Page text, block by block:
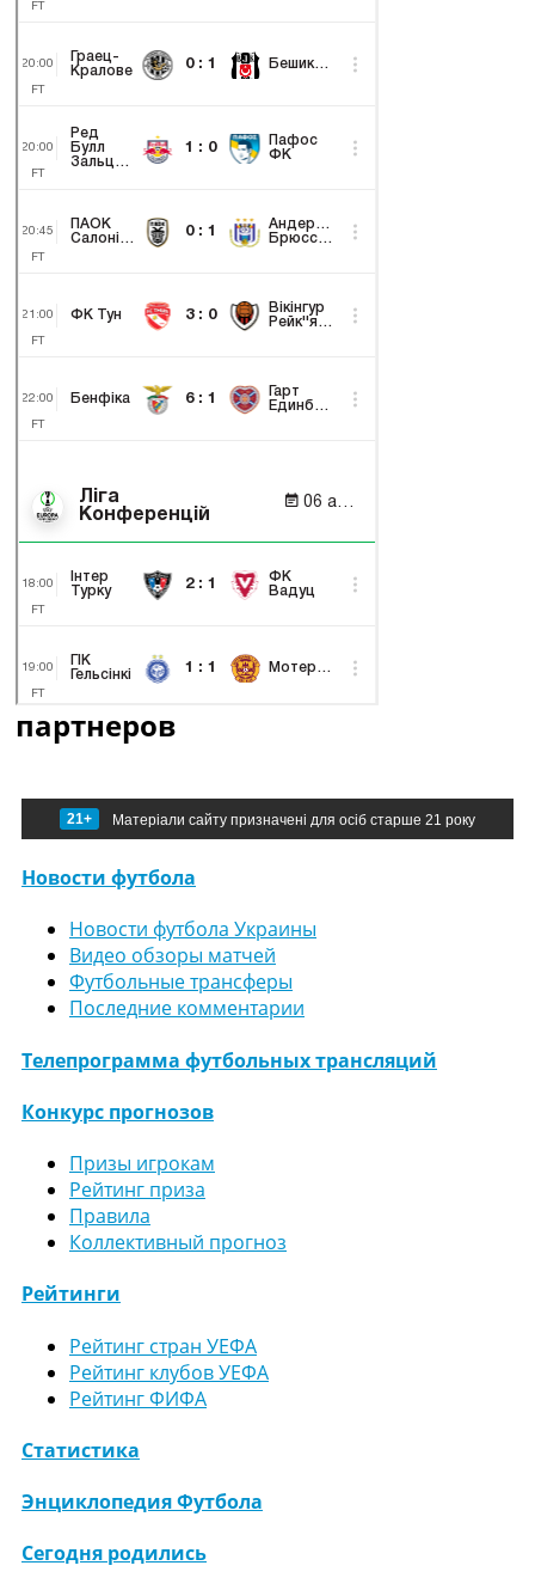
партнеров
21+ Матеріали сайту призначені для осіб старше 21 року
Новости футбола
Новости футбола Украины
Видео обзоры матчей
Футбольные трансферы
Последние комментарии
Телепрограмма футбольных трансляций
Конкурс прогнозов
Призы игрокам
Рейтинг приза
Правила
Коллективный прогноз
Рейтинги
Рейтинг стран УЕФА
Рейтинг клубов УЕФА
Рейтинг ФИФА
Статистика
Энциклопедия Футбола
Сегодня родились